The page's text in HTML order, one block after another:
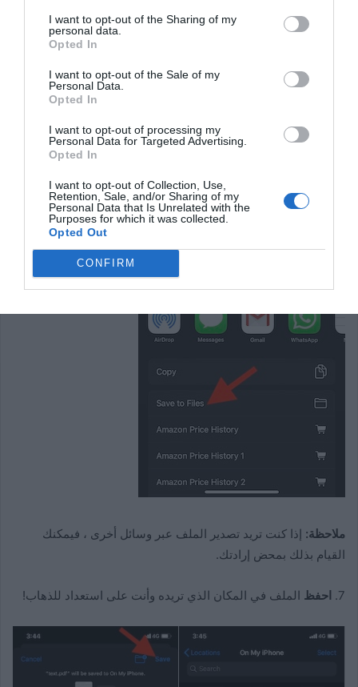
I want to opt-out of the Sharing of my
personal data.
Opted In
I want to opt-out of the Sale of my
Personal Data.
Opted In
I want to opt-out of processing my
Personal Data for Targeted Advertising.
Opted In
I want to opt-out of Collection, Use,
Retention, Sale, and/or Sharing of my
Personal Data that Is Unrelated with the
Purposes for which it was collected.
Opted Out
CONFIRM
في تطبيق مدير ملفات الأسهم.
ملاحظة: إذا كنت تريد تصدير الملف عبر وسائل أخرى ، فيمكنك
القيام بذلك بمحض إرادتك.
7. احفظ الملف في المكان الذي تريده وأنت على استعداد للذهاب!